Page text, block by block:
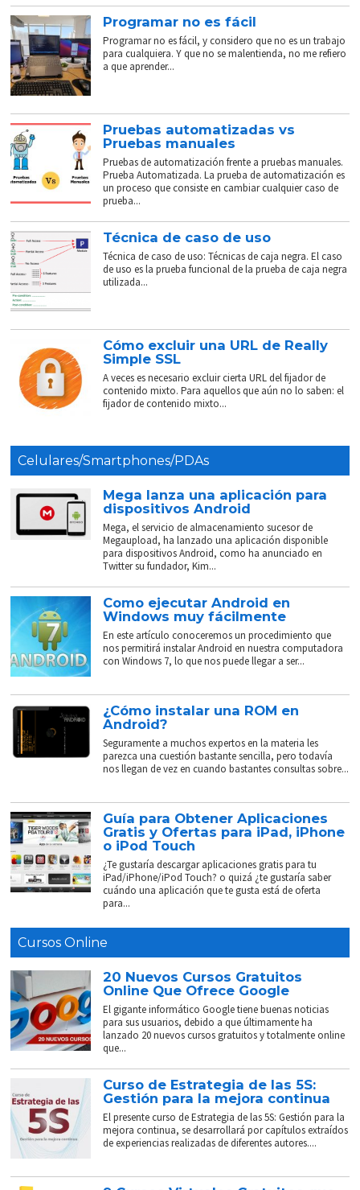
Programar no es fácil
Programar no es fácil, y considero que no es un trabajo
para cualquiera. Y que no se malentienda, no me refiero
a que aprender...
Pruebas automatizadas vs
Pruebas manuales
Pruebas de automatización frente a pruebas manuales.
Prueba Automatizada. La prueba de automatización es
un proceso que consiste en cambiar cualquier caso de
prueba...
Técnica de caso de uso
Técnica de caso de uso: Técnicas de caja negra. El caso
de uso es la prueba funcional de la prueba de caja negra
utilizada...
Cómo excluir una URL de Really
Simple SSL
A veces es necesario excluir cierta URL del fijador de
contenido mixto. Para aquellos que aún no lo saben: el
fijador de contenido mixto...
Celulares/Smartphones/PDAs
Mega lanza una aplicación para
dispositivos Android
Mega, el servicio de almacenamiento sucesor de
Megaupload, ha lanzado una aplicación disponible
para dispositivos Android, como ha anunciado en
Twitter su fundador, Kim...
Como ejecutar Android en
Windows muy fácilmente
En este artículo conoceremos un procedimiento que
nos permitirá instalar Android en nuestra computadora
con Windows 7, lo que nos puede llegar a ser...
¿Cómo instalar una ROM en
Android?
Seguramente a muchos expertos en la materia les
parezca una cuestión bastante sencilla, pero todavía
nos llegan de vez en cuando bastantes consultas sobre...
Guía para Obtener Aplicaciones
Gratis y Ofertas para iPad, iPhone
o iPod Touch
¿Te gustaría descargar aplicaciones gratis para tu
iPad/iPhone/iPod Touch? o quizá ¿te gustaría saber
cuándo una aplicación que te gusta está de oferta
para...
Cursos Online
20 Nuevos Cursos Gratuitos
Online Que Ofrece Google
El gigante informático Google tiene buenas noticias
para sus usuarios, debido a que últimamente ha
lanzado 20 nuevos cursos gratuitos y totalmente online
que...
Curso de Estrategia de las 5S:
Gestión para la mejora continua
El presente curso de Estrategia de las 5S: Gestión para la
mejora continua, se desarrollará por capítulos extraídos
de experiencias realizadas de diferentes autores....